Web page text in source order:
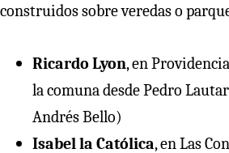
construidos sobre veredas o
Ricardo Lyon, en
la comuna desde Pedro
Andrés Bello)
Isabel la Católica, en Las